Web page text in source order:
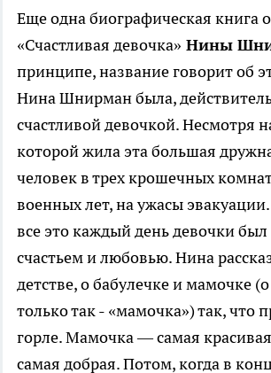
Еще одна биографическая книга
«Счастливая девочка» Нины
принципе, название говорит об
Нина Шнирман была,
счастливой девочкой. Несмотря
которой жила эта большая
человек в трех крошечных
военных лет, на ужасы
все это каждый день девочки
счастьем и любовью. Нина
детстве, о бабулечке и мамочке
только так - «мамочка») так, что
горле. Мамочка — самая
самая добрая. Потом, когда в